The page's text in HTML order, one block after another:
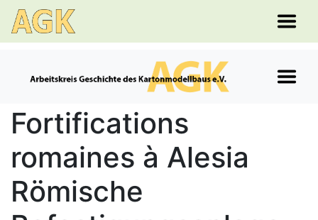
Fortifications
romaines à Alesia
Römische